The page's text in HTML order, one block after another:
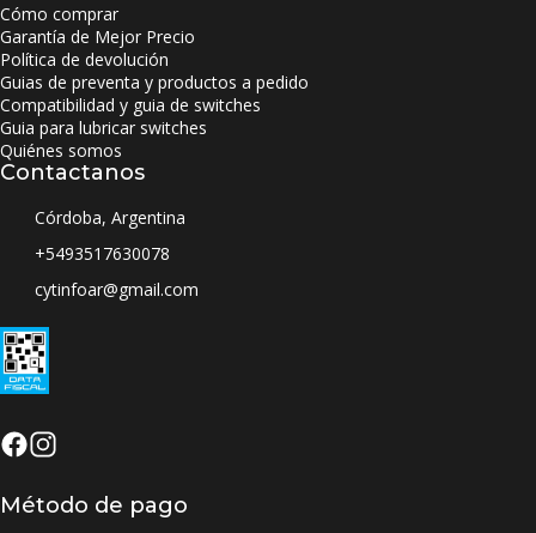
Cómo comprar
Garantía de Mejor Precio
Política de devolución
Guias de preventa y productos a pedido
Compatibilidad y guia de switches
Guia para lubricar switches
Quiénes somos
Contactanos
Córdoba, Argentina
+5493517630078
cytinfoar@gmail.com
Método de pago